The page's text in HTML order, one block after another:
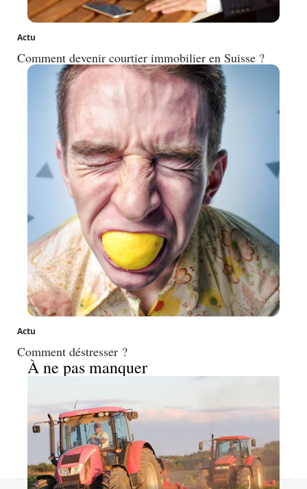
Actu
Comment devenir courtier immobilier en Suisse ?
Actu
Comment déstresser ?
À ne pas manquer